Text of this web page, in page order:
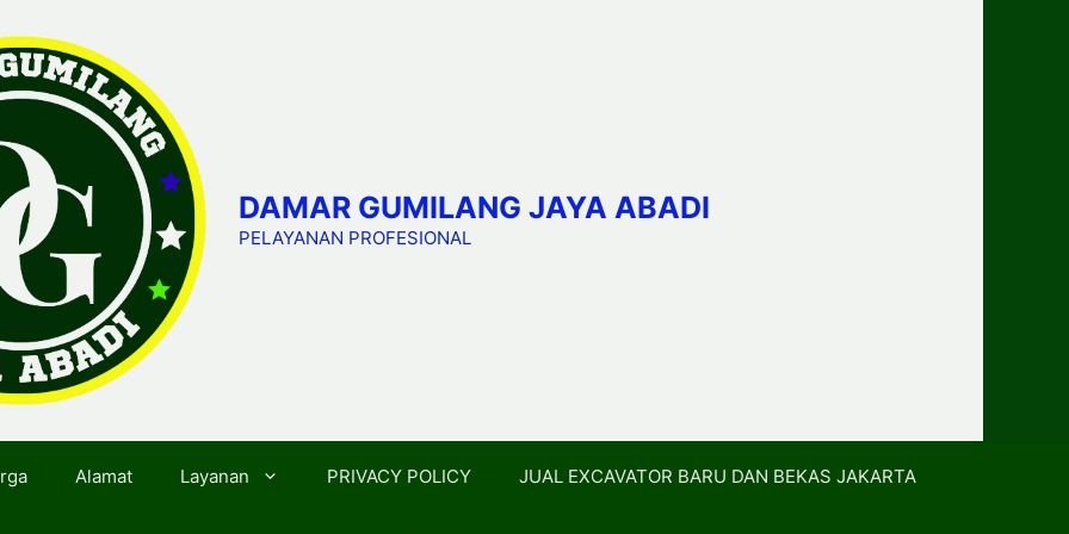
DAMAR GUMILANG JAYA ABADI
PELAYANAN PROFESIONAL
Alamat Layanan PRIVACY POLICY JUAL EXCAVATOR BARU DAN BEKAS JAKARTA